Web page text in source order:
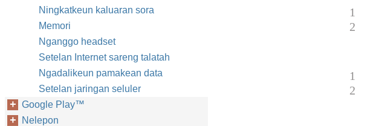
1
2
1
2
Ningkatkeun kaluaran sora
Memori
Nganggo headset
Setelan Internet sareng talatah
Ngadalikeun pamakean data
Setelan jaringan seluler
Google Play™‎
Nelepon